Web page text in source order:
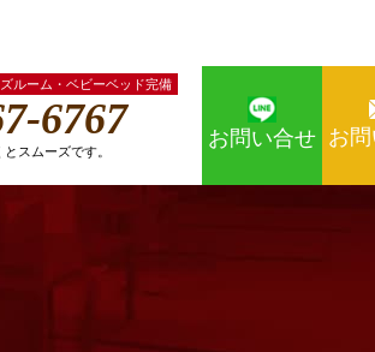
お
お問い合せ
ルーム・ベビーベッド完備
6767
スムーズです。